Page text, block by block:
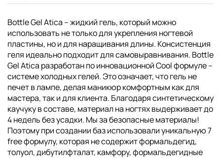
Bottle Gel Atica – жидкий гель, который можно
использовать не только для укрепления ногтевой
пластины, но и для наращивания длины. Консистенция
геля идеально подходит для самовыравнивания. Bottle
Gel Atica разработан по инновационной Cool формуле –
системе холодных гелей. Это означает, что гель не
печет в лампе, делая маникюр комфортным как для
мастера, так и для клиента. Благодаря синтетическому
каучуку в составе, материал на ногтях выдерживает до
4 недель без усадки. Мы за безопасные материалы!
Поэтому при создании баз использовали уникальную 7
free формулу, которая не содержит формальдегид,
толуол, дибутилфталат, камфору, формальдегидные